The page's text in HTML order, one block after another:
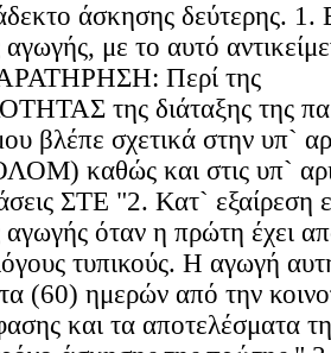
άσκησης δεύτερης. 1.
με το αυτό
Περί της
της διάταξης της
βλέπε σχετικά στην υπ`
καθώς και στις υπ`
ΣΤΕ "2. Κατ` εξαίρεση
όταν η πρώτη έχει
τυπικούς. Η αγωγή
(60) ημερών από την
και τα αποτελέσματα